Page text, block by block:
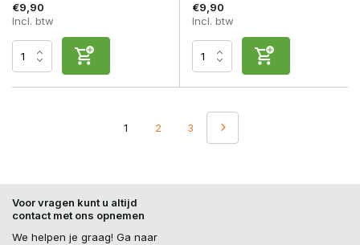
€9,90
Incl. btw
€9,90
Incl. btw
1 2 3
Voor vragen kunt u altijd
contact met ons opnemen
We helpen je graag! Ga naar